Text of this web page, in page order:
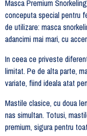
Masca Premium
conceputa special pentru
de utilizare: masca
adancimi mai mari, cu
In ceea ce priveste
limitat. Pe de alta parte,
variate, fiind ideala atat
Mastile clasice, cu doua
nas simultan. Totusi,
premium, sigura pentru